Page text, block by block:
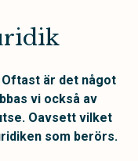
är det något
vi också av
Oavsett vilket
som berörs.